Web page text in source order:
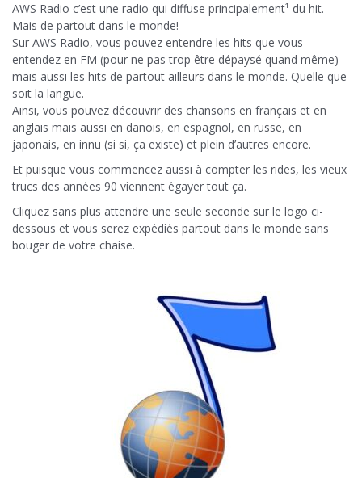
AWS Radio c’est une radio qui diffuse principalement¹ du hit.
Mais de partout dans le monde!
Sur AWS Radio, vous pouvez entendre les hits que vous
entendez en FM (pour ne pas trop être dépaysé quand même)
mais aussi les hits de partout ailleurs dans le monde. Quelle que
soit la langue.
Ainsi, vous pouvez découvrir des chansons en français et en
anglais mais aussi en danois, en espagnol, en russe, en
japonais, en innu (si si, ça existe) et plein d’autres encore.
Et puisque vous commencez aussi à compter les rides, les vieux
trucs des années 90 viennent égayer tout ça.
Cliquez sans plus attendre une seule seconde sur le logo ci-
dessous et vous serez expédiés partout dans le monde sans
bouger de votre chaise.